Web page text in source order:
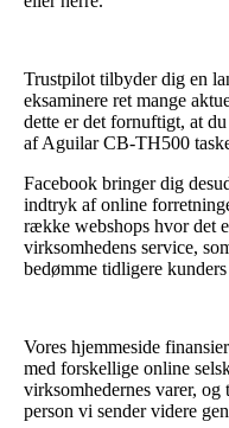
Trustpilot tilbyder dig en
eksaminere ret mange
dette er det fornuftigt, at
af Aguilar CB-TH500
Facebook bringer dig
indtryk af online
række webshops hvor det
virksomhedens service,
bedømme tidligere
Vores hjemmeside
med forskellige online
virksomhedernes varer, og
person vi sender videre